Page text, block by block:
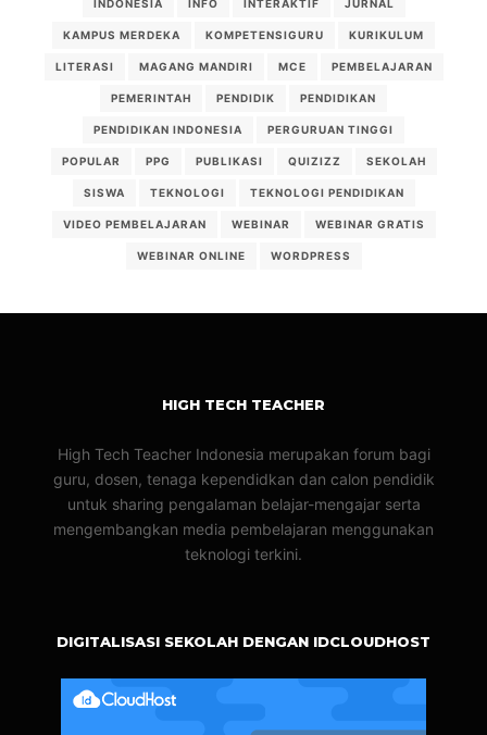
INDONESIA INFO INTERAKTIF JURNAL
KAMPUS MERDEKA KOMPETENSIGURU KURIKULUM
LITERASI MAGANG MANDIRI MCE PEMBELAJARAN
PEMERINTAH PENDIDIK PENDIDIKAN
PENDIDIKAN INDONESIA PERGURUAN TINGGI
POPULAR PPG PUBLIKASI QUIZIZZ SEKOLAH
SISWA TEKNOLOGI TEKNOLOGI PENDIDIKAN
VIDEO PEMBELAJARAN WEBINAR WEBINAR GRATIS
WEBINAR ONLINE WORDPRESS
HIGH TECH TEACHER
High Tech Teacher Indonesia merupakan forum bagi
guru, dosen, tenaga kependidkan dan calon pendidik
untuk sharing pengalaman belajar-mengajar serta
mengembangkan media pembelajaran menggunakan
teknologi terkini.
DIGITALISASI SEKOLAH DENGAN IDCLOUDHOST